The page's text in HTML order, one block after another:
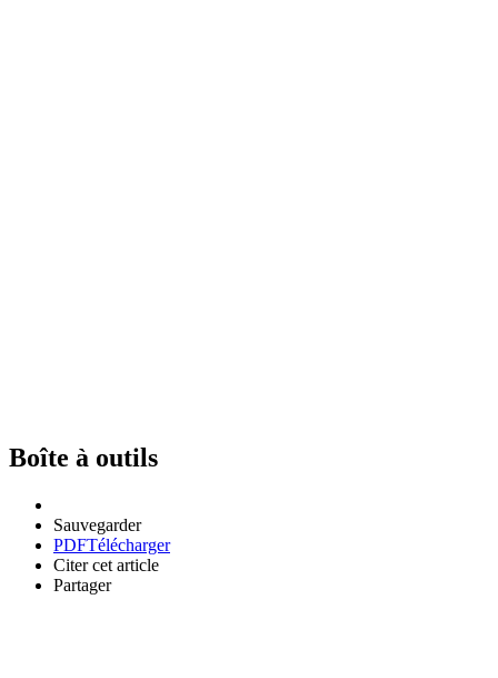
Boîte à outils
Sauvegarder
PDFTélécharger
Citer cet article
Partager